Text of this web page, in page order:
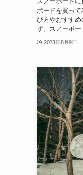
ボードを買っ
び方やおすす
ず。スノーボー
2023年8月9日